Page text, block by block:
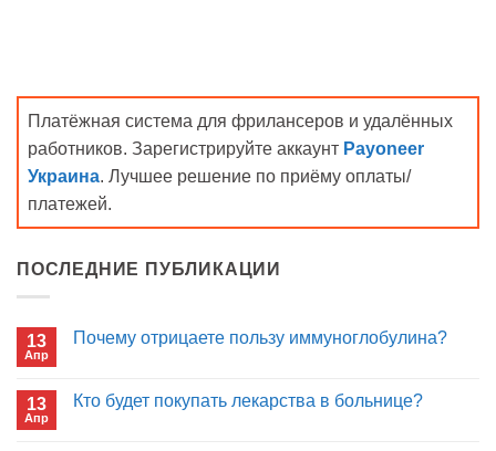
Платёжная система для фрилансеров и удалённых
работников. Зарегистрируйте аккаунт Payoneer
Украина. Лучшее решение по приёму оплаты/
платежей.
ПОСЛЕДНИЕ ПУБЛИКАЦИИ
13
Апр
Почему отрицаете пользу иммуноглобулина?
Почему
13
Апр
Кто будет покупать лекарства в больнице?